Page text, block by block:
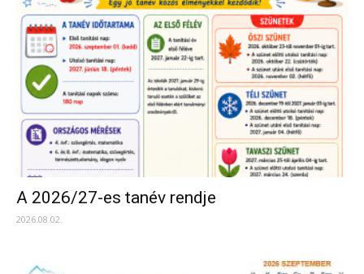
A 2026/27-es tanév rendje
2026.08.02.